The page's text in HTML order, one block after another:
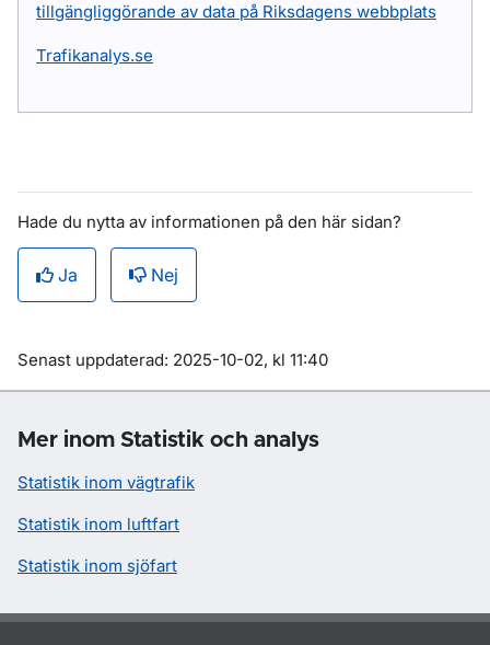
tillgängliggörande av data på Riksdagens webbplats
Trafikanalys.se
Hade du nytta av informationen på den här sidan?
Ja Nej
Om sidan
Senast uppdaterad: 2025-10-02, kl 11:40
Mer inom Statistik och analys
Statistik inom vägtrafik
Statistik inom luftfart
Statistik inom sjöfart